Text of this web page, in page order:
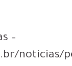
–
noticias/